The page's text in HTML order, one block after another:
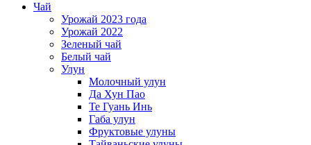
Чай
Урожай 2023 года
Урожай 2022
Зеленый чай
Белый чай
Улун
Молочный улун
Да Хун Пао
Те Гуань Инь
Габа улун
Фруктовые улуны